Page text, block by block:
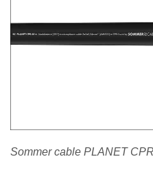
Sommer cable PLANET